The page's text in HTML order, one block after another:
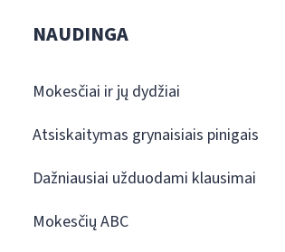
NAUDINGA
Mokesčiai ir jų dydžiai
Atsiskaitymas grynaisiais pinigais
Dažniausiai užduodami klausimai
Mokesčių ABC